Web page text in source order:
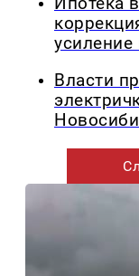
усиление
Власти